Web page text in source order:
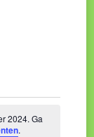
2024. Ga
.